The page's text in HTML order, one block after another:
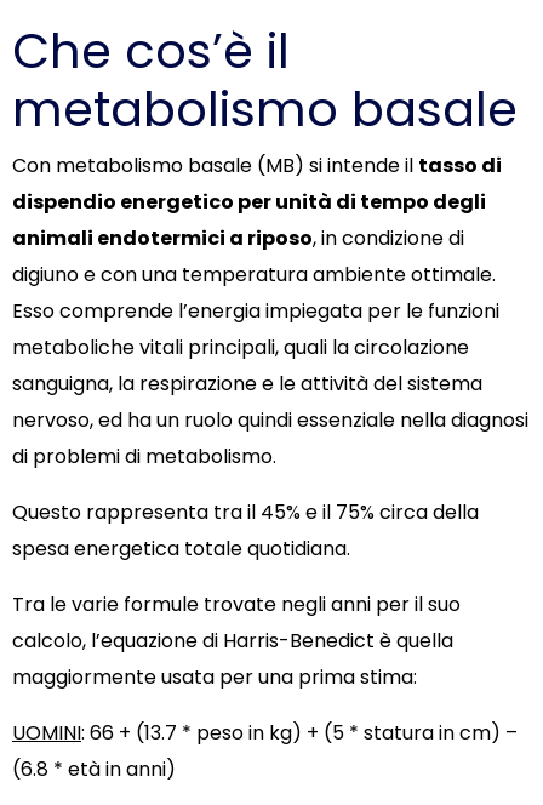
Che cos’è il
metabolismo basale
Con metabolismo basale (MB) si intende il tasso di
dispendio energetico per unità di tempo degli
animali endotermici a riposo, in condizione di
digiuno e con una temperatura ambiente ottimale.
Esso comprende l’energia impiegata per le funzioni
metaboliche vitali principali, quali la circolazione
sanguigna, la respirazione e le attività del sistema
nervoso, ed ha un ruolo quindi essenziale nella diagnosi
di problemi di metabolismo.
Questo rappresenta tra il 45% e il 75% circa della
spesa energetica totale quotidiana.
Tra le varie formule trovate negli anni per il suo
calcolo, l’equazione di Harris-Benedict è quella
maggiormente usata per una prima stima:
UOMINI: 66 + (13.7 * peso in kg) + (5 * statura in cm) –
(6.8 * età in anni)